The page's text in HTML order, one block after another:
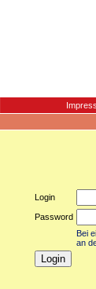
Login
Password
Bei
an